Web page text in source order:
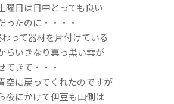
曜日は日中とっても良い
ったのに・・・・
って器材を片付けている
らいきなり真っ黒い雲が
てきて・・・
空に戻ってくれたのですが
夜にかけて伊豆も山側は